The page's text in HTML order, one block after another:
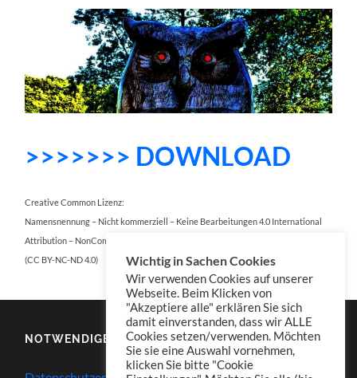
>>>>>>> DOWNLOAD
Creative Common Lizenz:
Namensnennung – Nicht kommerziell – Keine Bearbeitungen 4.0 International
Attribution – NonCommercial – NoDerivatives 4.0 International
(CC BY-NC-ND 4.0)
NOTWENDIGES
Wichtig in Sachen Cookies
Wir verwenden Cookies auf unserer
Webseite. Beim Klicken von
"Akzeptiere alle" erklären Sie sich
damit einverstanden, dass wir ALLE
Cookies setzen/verwenden. Möchten
Sie sie eine Auswahl vornehmen,
klicken Sie bitte "Cookie